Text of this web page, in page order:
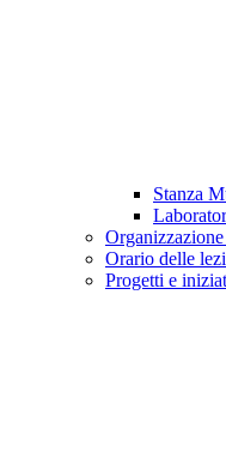
Stanza
Orario delle
Progetti e